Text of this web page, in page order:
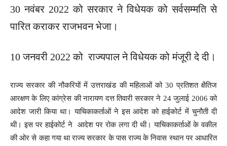
30 नवंबर 2022 को सरकार ने विधेयक को सर्वसम्मति से
पारित कराकर राजभवन भेजा।
10 जनवरी 2022 को राज्यपाल ने विधेयक को मंजूरी दे दी।
राज्य सरकार की नौकरियों में उत्तराखंड की महिलाओं को 30 प्रतिशत क्षैतिज
आरक्षण के लिए कांग्रेस की नारायण दत्त तिवारी सरकार ने 24 जुलाई 2006 को
आदेश जारी किया था। याचिकाकर्ताओं ने इस आदेश को हाईकोर्ट में चुनौती दी
थी। इस पर हाईकोर्ट ने आदेश पर रोक लगा दी थी। याचिकाकर्ताओं के वकील
की ओर से कहा गया था राज्य सरकार के पास राज्य के निवास स्थान पर आधारित